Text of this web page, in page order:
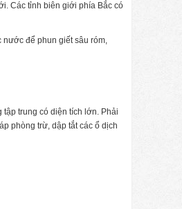
Các tỉnh biên giới phía Bắc có
nước để phun giết sâu róm,
trung có diện tích lớn. Phải
phòng trừ, dập tắt các ổ dịch